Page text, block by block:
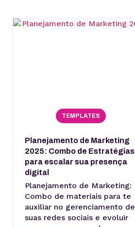
TEMPLATES
Planejamento de Marketing
2025: Combo de Estratégias
para escalar sua presença
digital
Planejamento de Marketing:
Combo de materiais para te
auxiliar no gerenciamento de
suas redes sociais e evoluir